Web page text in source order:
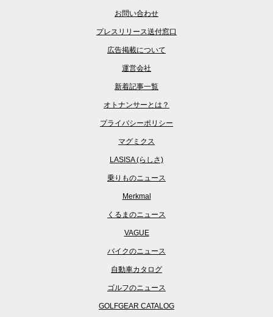
お問い合わせ
プレスリリース送付窓口
広告掲載について
運営会社
新着記事一覧
オトナンサーとは？
プライバシーポリシー
マグミクス
LASISA (らしさ)
乗りものニュース
Merkmal
くるまのニュース
VAGUE
バイクのニュース
自動車カタログ
ゴルフのニュース
GOLFGEAR CATALOG